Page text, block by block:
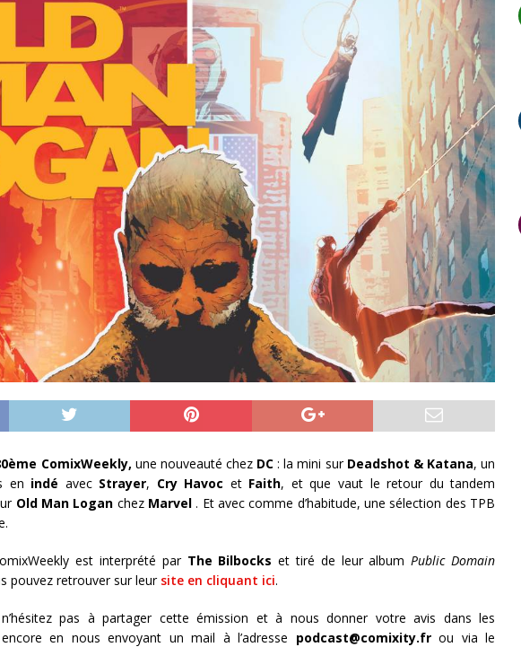
ComixWeekly, une nouveauté chez DC : la mini sur Deadshot & Katana, un
en indé avec Strayer, Cry Havoc et Faith, et que vaut le retour du tandem
Old Man Logan chez Marvel . Et avec comme d’habitude, une sélection des TPB
est interprété par The Bilbocks et tiré de leur album Public Domain
pouvez retrouver sur leursite en cliquant ici.
pas à partager cette émission et à nous donner votre avis dans les
en nous envoyant un mail à l’adresse podcast@comixity.frou via le